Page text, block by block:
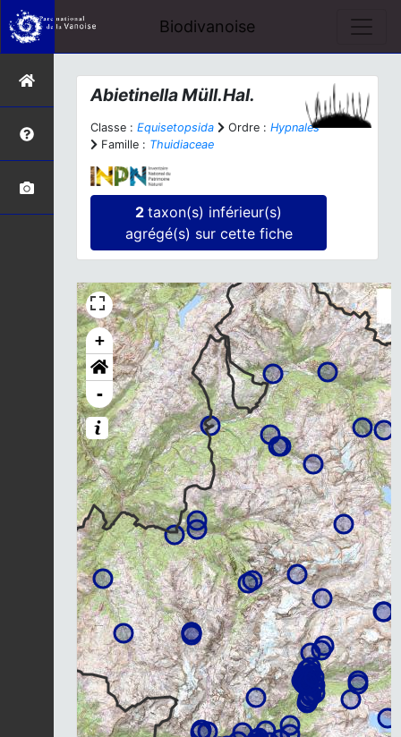
Biodivanoise
AbietinellaMüll.Hal.
Classe : Equisetopsida Ordre : Hypnales
Famille : Thuidiaceae
2taxon(s) inférieur(s)
agrégé(s) sur cette fiche
+
-